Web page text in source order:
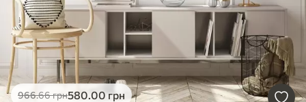
966.66грн580.00грн